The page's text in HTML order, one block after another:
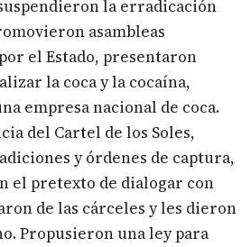
la erradicación
asambleas
el Estado, presentaron
la coca y la cocaína,
empresa nacional de coca.
del Cartel de los Soles,
y órdenes de captura,
el pretexto de dialogar con
de las cárceles y les dieron
Propusieron una ley para